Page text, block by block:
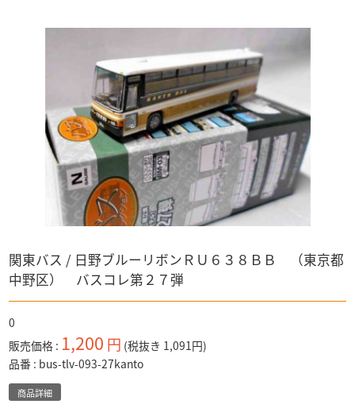
マクロス
ベルセルク
ナイトメア
ディズニー
「ディズニー」全て
マジカルコレクション
ボックス入り
「フィギュア」全て
CAR・NEL
PREMiUM・X
WiT'S
警察 消防
トミカ
「トミカ」全て
赤箱トミカ
ドリームトミカ
トミカ プレミアム
バス
「バス」全て
トミカ
トミーテック製
その他国産品
トラック
トミーテック製
1/64スケール
1/43スケール
キャラクター
仮面ライダー
食玩など
ドラゴンボールZ
奇譚クラブ
ワンピース
ガンダム
関東バス / 日野ブルーリボンＲＵ６３８ＢＢ （東京都
中野区） バスコレ第２７弾
0
販売価格 1,200 円 (税抜き 1,091円)
品番 bus-tlv-093-27kanto
商品詳細